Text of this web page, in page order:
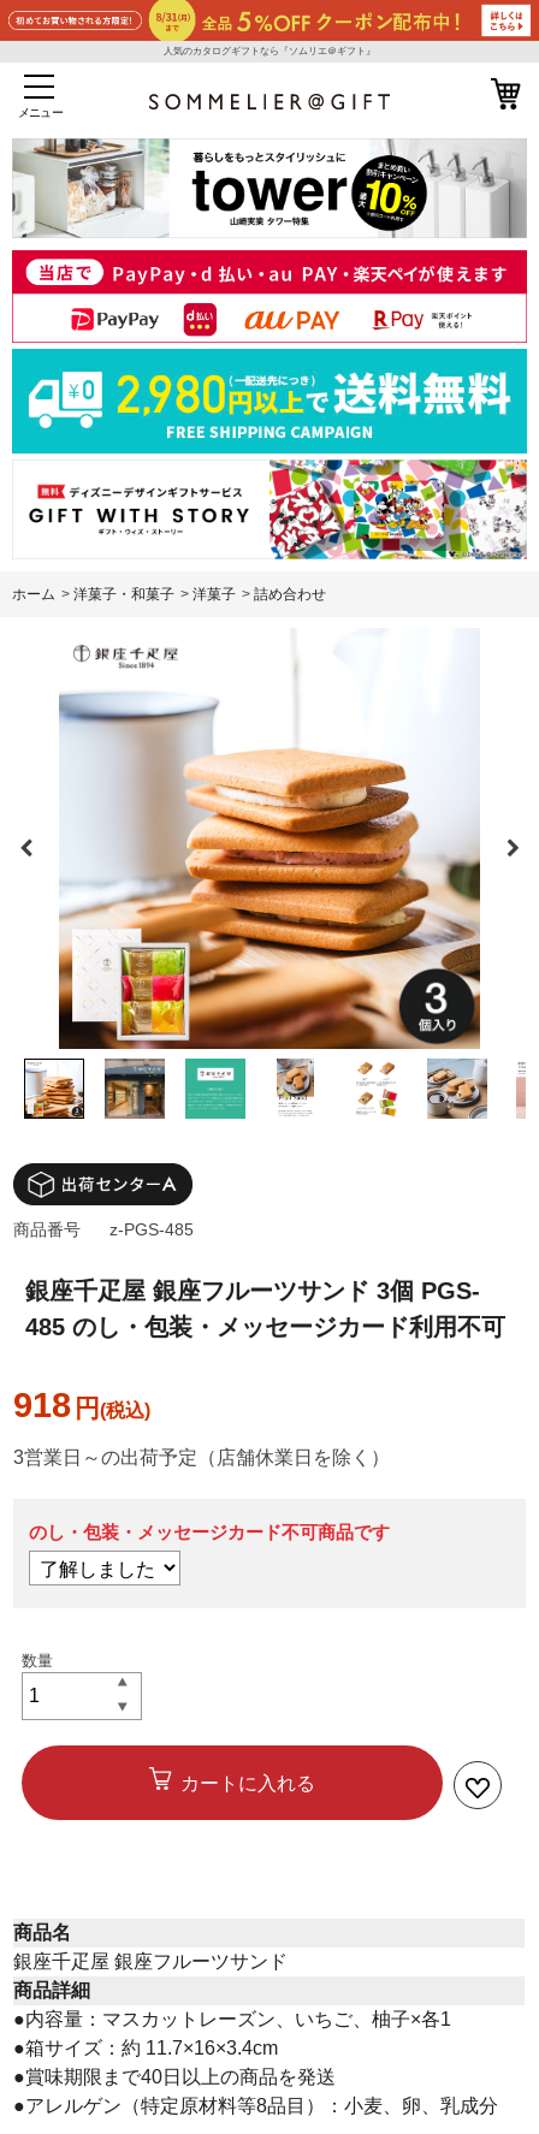
人気のカタログギフトなら『ソムリエ＠ギフト』
メニュー
ホーム > 洋菓子・和菓子 > 洋菓子 > 詰め合わせ
銀座千疋屋 銀座フルーツサンド 3個 PGS-
485 のし・包装・メッセージカード利用不可
918 円
商品番号 z-PGS-485
3営業日～の出荷予定（店舗休業日を除く）
のし・包装・メッセージカード不可商品です
カートに入れる
商品名
銀座千疋屋 銀座フルーツサンド
商品詳細
●内容量：マスカットレーズン、いちご、柚子×各1
●箱サイズ：約 11.7×16×3.4cm
●賞味期限まで40日以上の商品を発送
●アレルゲン（特定原材料等8品目）：小麦、卵、乳成分